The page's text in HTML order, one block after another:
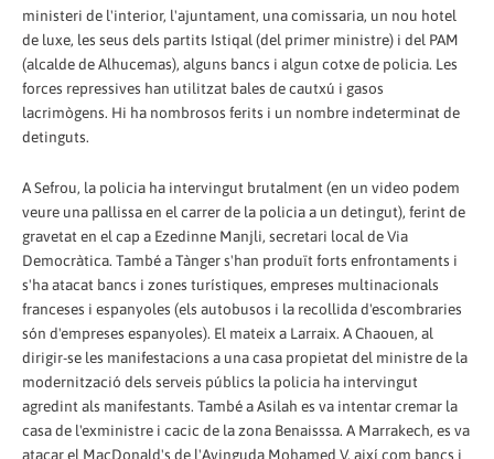
ministeri de l'interior, l'ajuntament, una comissaria, un nou hotel
de luxe, les seus dels partits Istiqal (del primer ministre) i del PAM
(alcalde de Alhucemas), alguns bancs i algun cotxe de policia. Les
forces repressives han utilitzat bales de cautxú i gasos
lacrimògens. Hi ha nombrosos ferits i un nombre indeterminat de
detinguts.
A Sefrou, la policia ha intervingut brutalment (en un video podem
veure una pallissa en el carrer de la policia a un detingut), ferint de
gravetat en el cap a Ezedinne Manjli, secretari local de Via
Democràtica. També a Tànger s'han produït forts enfrontaments i
s'ha atacat bancs i zones turístiques, empreses multinacionals
franceses i espanyoles (els autobusos i la recollida d'escombraries
són d'empreses espanyoles). El mateix a Larraix. A Chaouen, al
dirigir-se les manifestacions a una casa propietat del ministre de la
modernització dels serveis públics la policia ha intervingut
agredint als manifestants. També a Asilah es va intentar cremar la
casa de l'exministre i cacic de la zona Benaisssa. A Marrakech, es va
atacar el MacDonald's de l'Avinguda Mohamed V, així com bancs i